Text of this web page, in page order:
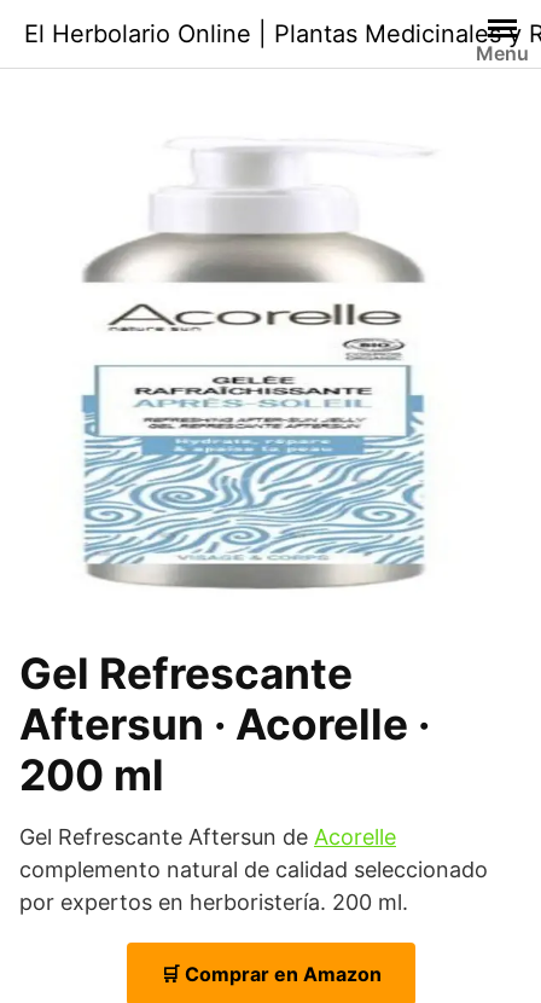
contenido
El Herbolario Online | Plantas Medicinales y
Menu
Gel Refrescante
Aftersun · Acorelle ·
200 ml
Gel Refrescante Aftersun de Acorelle
complemento natural de calidad seleccionado
por expertos en herboristería. 200 ml.
🛒 Comprar en Amazon